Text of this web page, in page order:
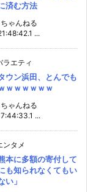
済む方法
ゃんねる
...
ラエティ
ウン浜田、とんでも
ｗｗｗｗｗｗ
ゃんねる
...
ンタメ
本に多額の寄付して
も知られなくてもい
い」